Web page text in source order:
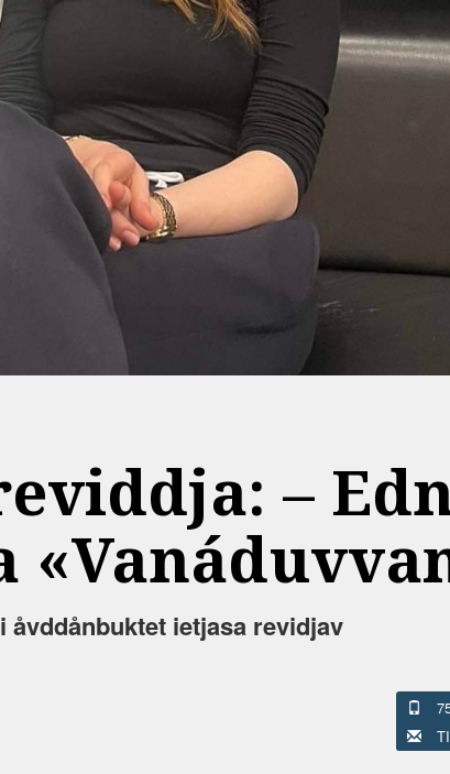
–⁠
åvddånbuktet ietjasa revidjav